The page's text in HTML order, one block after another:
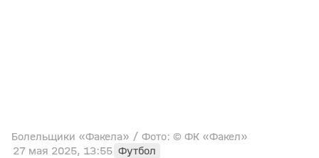
Болельщики «Факела» / Фото: © ФК «Факел»
27 мая 2025, 13:55 Футбол